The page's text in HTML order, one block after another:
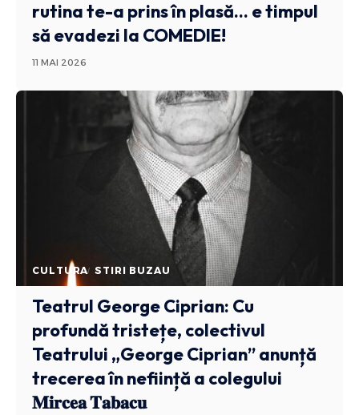
rutina te-a prins în plasă… e timpul
să evadezi la COMEDIE!
11 MAI 2026
CULTURA STIRI BUZAU
Teatrul George Ciprian: Cu
profundă tristețe, colectivul
Teatrului „George Ciprian” anunță
trecerea în neființă a colegului
𝐌𝐢𝐫𝐜𝐞𝐚 𝐓𝐚𝐛𝐚𝐜𝐮